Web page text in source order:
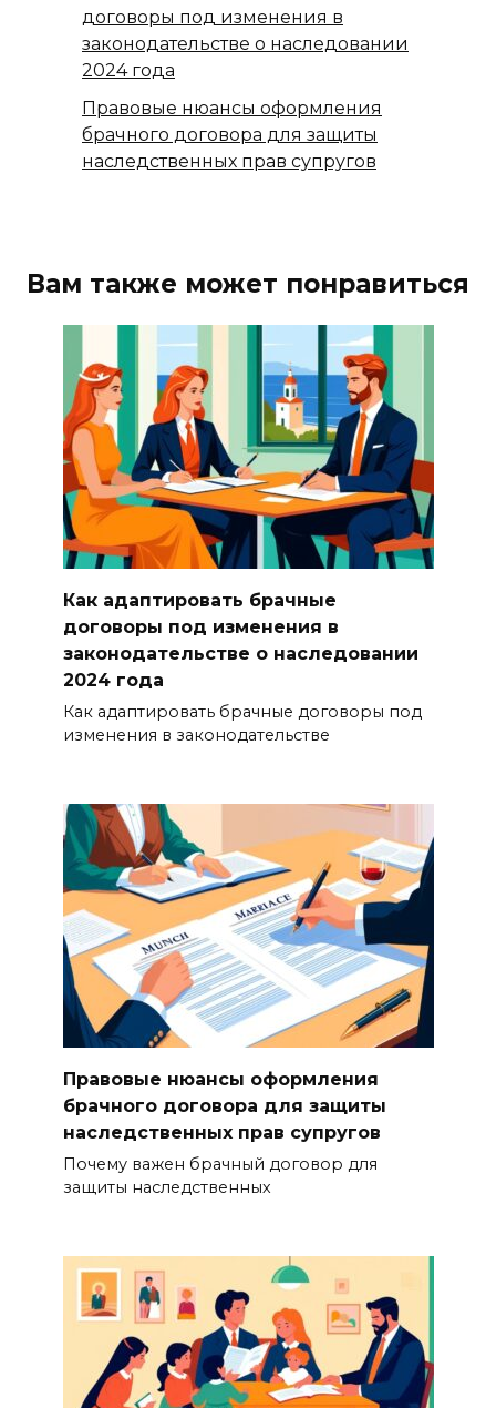
договоры под изменения в
законодательстве о наследовании
2024 года
Правовые нюансы оформления
брачного договора для защиты
наследственных прав супругов
Вам также может понравиться
Как адаптировать брачные
договоры под изменения в
законодательстве о наследовании
2024 года
Как адаптировать брачные договоры под
изменения в законодательстве
Правовые нюансы оформления
брачного договора для защиты
наследственных прав супругов
Почему важен брачный договор для
защиты наследственных